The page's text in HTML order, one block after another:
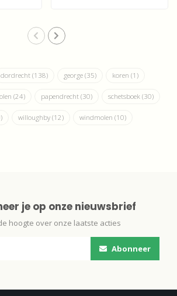
dordrecht (138) george (35) koren (1)
(24) papendrecht (30) schetsboek (30)
willoughby (12) windmolen (10)
je op onze nieuwsbrief
hoogte over onze laatste acties
Abonneer